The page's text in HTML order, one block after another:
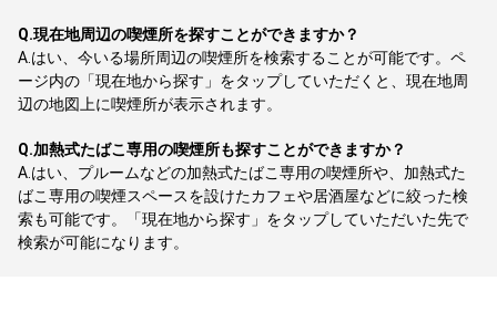
Q.現在地周辺の喫煙所を探すことができますか？
A. はい、今いる場所周辺の喫煙所を検索することが可能です。ペ
ージ内の「現在地から探す」をタップしていただくと、現在地周
辺の地図上に喫煙所が表示されます。
Q.加熱式たばこ専用の喫煙所も探すことができますか？
A. はい、プルームなどの加熱式たばこ専用の喫煙所や、加熱式た
ばこ専用の喫煙スペースを設けたカフェや居酒屋などに絞った検
索も可能です。「現在地から探す」をタップしていただいた先で
検索が可能になります。